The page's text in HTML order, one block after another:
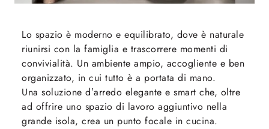
Lo spazio è moderno e equilibrato, dove è naturale
riunirsi con la famiglia e trascorrere momenti di
convivialità. Un ambiente ampio, accogliente e ben
organizzato, in cui tutto è a portata di mano.
Una soluzione d’arredo elegante e smart che, oltre
ad offrire uno spazio di lavoro aggiuntivo nella
grande isola, crea un punto focale in cucina.